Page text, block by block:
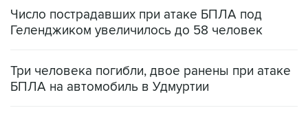
Число пострадавших при атаке БПЛА под
Геленджиком увеличилось до 58 человек
Три человека погибли, двое ранены при атаке
БПЛА на автомобиль в Удмуртии